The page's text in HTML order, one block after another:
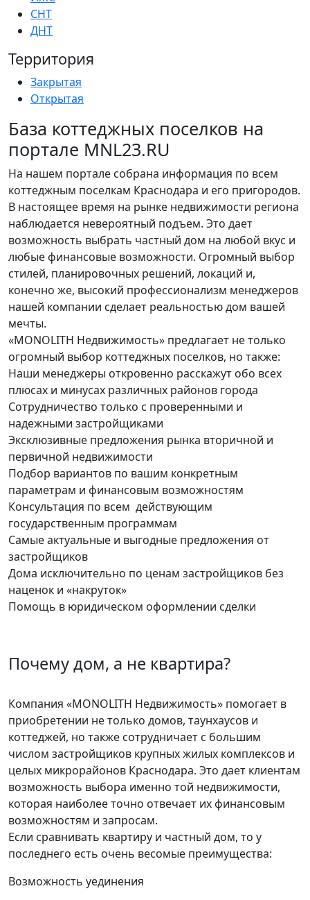
СНТ
ДНТ
Территория
Закрытая
Открытая
База коттеджных поселков на
портале MNL23.RU
На нашем портале собрана информация по всем
коттеджным поселкам Краснодара и его пригородов.
В настоящее время на рынке недвижимости региона
наблюдается невероятный подъем. Это дает
возможность выбрать частный дом на любой вкус и
любые финансовые возможности. Огромный выбор
стилей, планировочных решений, локаций и,
конечно же, высокий профессионализм менеджеров
нашей компании сделает реальностью дом вашей
мечты.
«MONOLITH Недвижимость» предлагает не только
огромный выбор коттеджных поселков, но также:
Наши менеджеры откровенно расскажут обо всех
плюсах и минусах различных районов города
Сотрудничество только с проверенными и
надежными застройщиками
Эксклюзивные предложения рынка вторичной и
первичной недвижимости
Подбор вариантов по вашим конкретным
параметрам и финансовым возможностям
Консультация по всем действующим
государственным программам
Самые актуальные и выгодные предложения от
застройщиков
Дома исключительно по ценам застройщиков без
наценок и «накруток»
Помощь в юридическом оформлении сделки
Почему дом, а не квартира?
Компания «MONOLITH Недвижимость» помогает в
приобретении не только домов, таунхаусов и
коттеджей, но также сотрудничает с большим
числом застройщиков крупных жилых комплексов и
целых микрорайонов Краснодара. Это дает клиентам
возможность выбора именно той недвижимости,
которая наиболее точно отвечает их финансовым
возможностям и запросам.
Если сравнивать квартиру и частный дом, то у
последнего есть очень весомые преимущества:
Возможность уединения